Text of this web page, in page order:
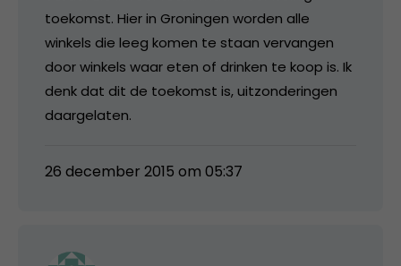
toekomst. Hier in Groningen worden alle
winkels die leeg komen te staan vervangen
door winkels waar eten of drinken te koop is. Ik
denk dat dit de toekomst is, uitzonderingen
daargelaten.
26 december 2015 om 05:37